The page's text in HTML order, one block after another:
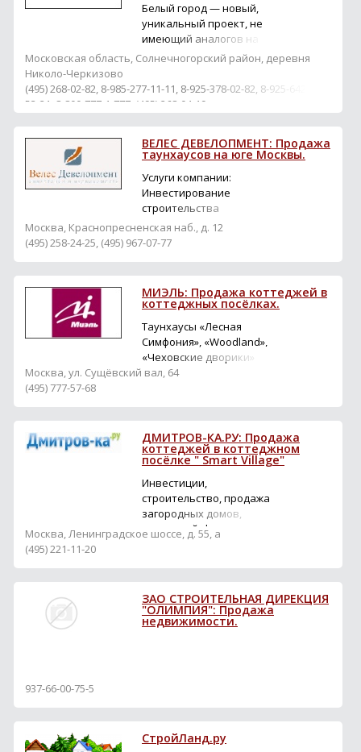
Белый город — новый,
уникальный проект, не
имеющий аналогов на
отечественном рынке
недвижимости.
Располагаясь в
непосредственной
близости от столицы (8
километров от метро
Митино и 2 километра от
Зеленограда, Пятницкое
шоссе), Белый город
представляет собой
обособ...
Московская область, Солнечногорский район, деревня
Николо-Черкизово
(495) 268-02-82, 8-985-277-11-11, 8-925-378-02-82, 8-925-642-
53-21, 8-800-777-1-777, (495) 268-04-19
ВЕЛЕС ДЕВЕЛОПМЕНТ: Продажа
таунхаусов на юге Москвы.
Услуги компании:
Инвестирование
строительства
Управление
строительством
Проектный консалтинг
Москва, Краснопресненская наб., д. 12
(495) 258-24-25, (495) 967-07-77
МИЭЛЬ: Продажа коттеджей в
коттеджных посёлках.
Таунхаусы «Лесная
Симфония», «Woodland»,
«Чеховские дворики»
Москва, ул. Сущёвский вал, 64
(495) 777-57-68
ДМИТРОВ-КА.РУ: Продажа
коттеджей в коттеджном
посёлке " Smart Village"
Инвестиции,
строительство, продажа
загородных домов,
коттеджей, функции
застройщика
Москва, Ленинградское шоссе, д. 55, а
(495) 221-11-20
ЗАО СТРОИТЕЛЬНАЯ ДИРЕКЦИЯ
"ОЛИМПИЯ": Продажа
недвижимости.
937-66-00-75-5
СтройЛанд.ру